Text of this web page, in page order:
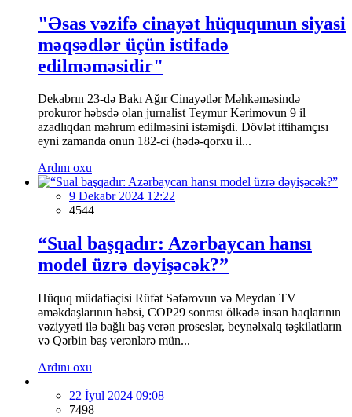
"Əsas vəzifə cinayət hüququnun siyasi
məqsədlər üçün istifadə
edilməməsidir"
Dekabrın 23-də Bakı Ağır Cinayətlər Məhkəməsində
prokuror həbsdə olan jurnalist Teymur Kərimovun 9 il
azadlıqdan məhrum edilməsini istəmişdi. Dövlət ittihamçısı
eyni zamanda onun 182-ci (hədə-qorxu il...
Ardını oxu
9 Dekabr 2024 12:22
4544
“Sual başqadır: Azərbaycan hansı
model üzrə dəyişəcək?”
Hüquq müdafiəçisi Rüfət Səfərovun və Meydan TV
əməkdaşlarının həbsi, COP29 sonrası ölkədə insan haqlarının
vəziyyəti ilə bağlı baş verən proseslər, beynəlxalq təşkilatların
və Qərbin baş verənlərə mün...
Ardını oxu
22 İyul 2024 09:08
7498